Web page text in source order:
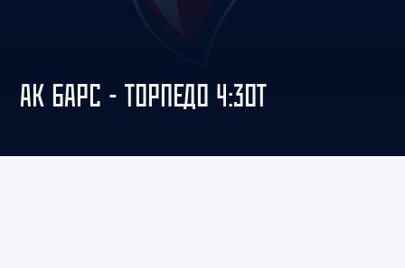
АК БАРС - ТОРПЕДО 4:3ОТ